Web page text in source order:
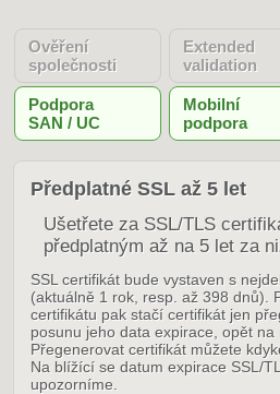
Ověření
společnosti
Extended
validation
Podpora
SAN / UC
Mobilní
podpora
Předplatné SSL až 5 let
Ušetřete za SSL/TLS
předplatným až na 5 let za
SSL certifikát bude vystaven s
(aktuálně 1 rok, resp. až 398 dnů).
certifikátu pak stačí certifikát jen
posunu jeho data expirace, opět na
Přegenerovat certifikát můžete
Na blížící se datum expirace SSL/
upozorníme.